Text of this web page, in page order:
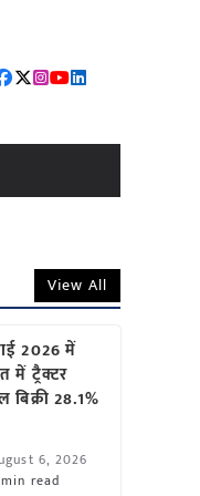
View All
2026 में
में ट्रैक्टर
बिक्री 28.1%
6, 2026
read